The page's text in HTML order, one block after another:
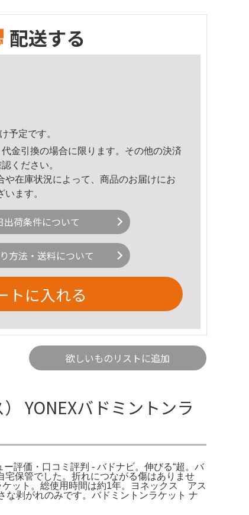
配送する
予定です。
金引換の場合に限ります。その他の決済
ください。
在庫状況によって、商品のお届けにお
ます。
出荷条件について
方法・送料について
トに入れる
欲しいものリストに追加
YONEXバドミントンラ
評価・口コミ評判 - バドナビ。伸びる“超。バ
保管でした。折れにつながる傷はありませ
ケット。総使用時間は約1年。ヨネックス アス
な剥がれのみです。バドミントンラケット ナ